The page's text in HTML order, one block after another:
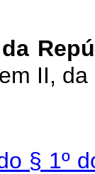
II,
§ 1º